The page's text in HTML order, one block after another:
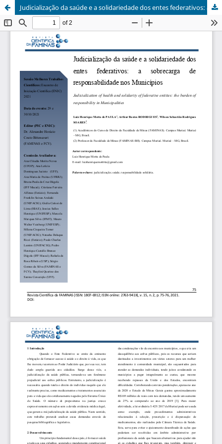
Judicialização da saúde e a solidariedade dos entes federativos: a sobrecarga de responsabilidade nos Municípios